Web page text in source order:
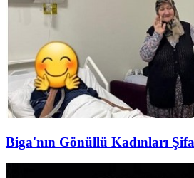
Biga'nın Gönüllü Kadınları Şifa